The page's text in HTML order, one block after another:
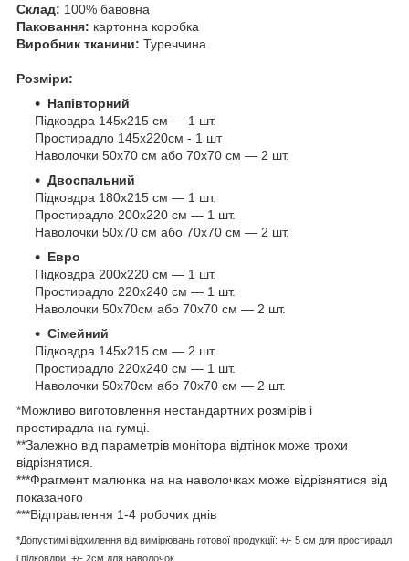
Склад: 100% бавовна
Паковання: картонна коробка
Виробник тканини: Туреччина
Розміри:
Напівторний
Підковдра 145х215 см — 1 шт.
Простирадло 145х220см - 1 шт
Наволочки 50х70 см або 70х70 см — 2 шт.
Двоспальний
Підковдра 180х215 см — 1 шт.
Простирадло 200х220 см — 1 шт.
Наволочки 50х70 см або 70х70 см — 2 шт.
Евро
Підковдра 200х220 см — 1 шт.
Простирадло 220х240 см — 1 шт.
Наволочки 50х70см або 70х70 см — 2 шт.
Сімейний
Підковдра 145х215 см — 2 шт.
Простирадло 220х240 см — 1 шт.
Наволочки 50х70см або 70х70 см — 2 шт.
*Можливо виготовлення нестандартних розмірів і
простирадла на гумці.
**Залежно від параметрів монітора відтінок може трохи
відрізнятися.
***Фрагмент малюнка на на наволочках може відрізнятися від
показаного
***Відправлення 1-4 робочих днів
*Допустимі відхилення від вимірювань готової продукції: +/- 5 см для простирадл
і підковдри, +/- 2см для наволочок.